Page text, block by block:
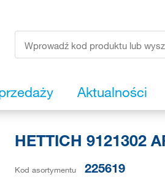
Aktualności
HETTICH 9121302
Kod asortymentu 225619